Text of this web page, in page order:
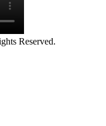
Reserved.